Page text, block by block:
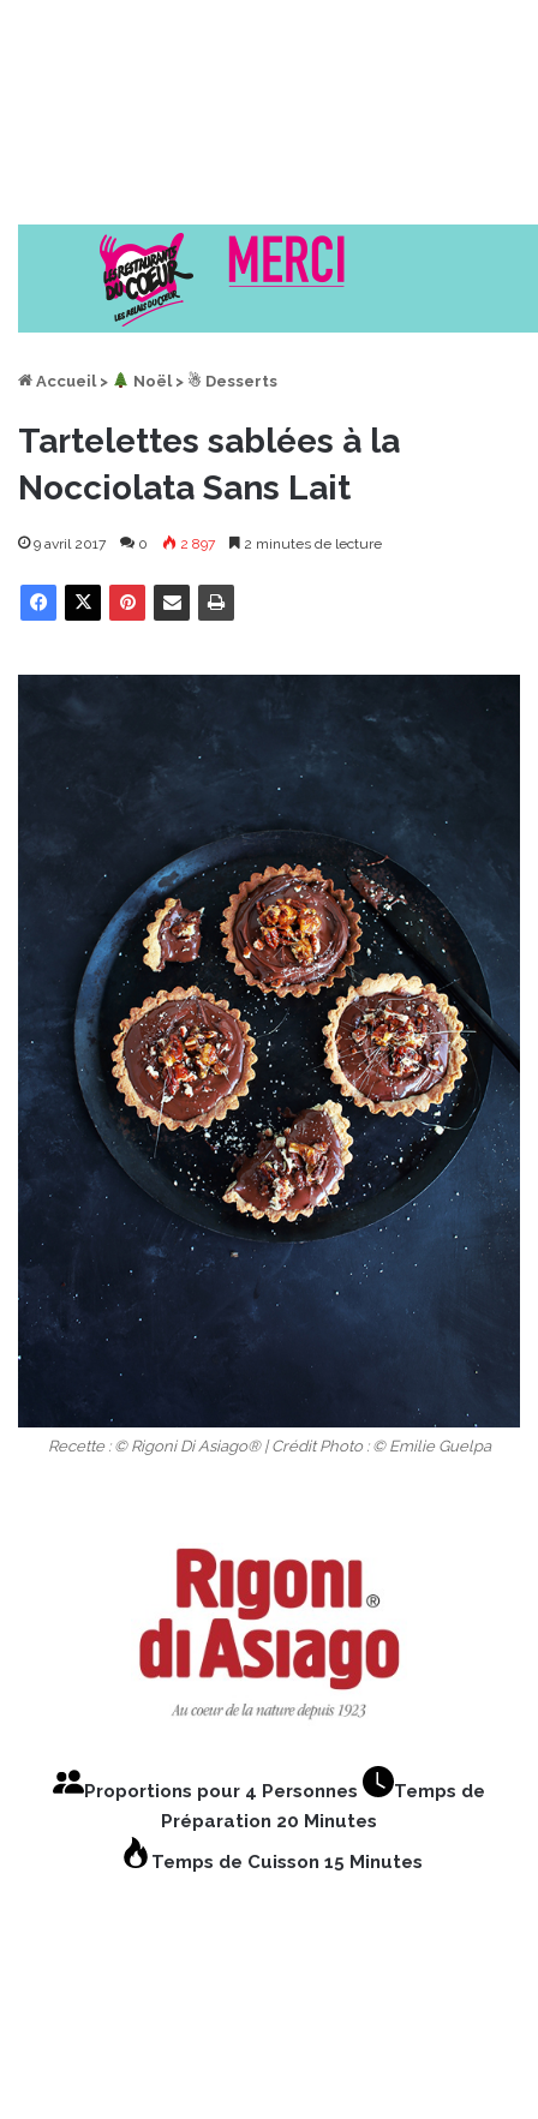
Accueil > ︎ Noël > ☃ Desserts
Tartelettes sablées à la
Nocciolata Sans Lait
9 avril 2017 0 2 897 2 minutes de lecture
Recette : © Rigoni Di Asiago® | Crédit Photo : © Emilie Guelpa
Proportions pour 4 Personnes
Temps de
Préparation 20 Minutes
Temps de Cuisson 15 Minutes